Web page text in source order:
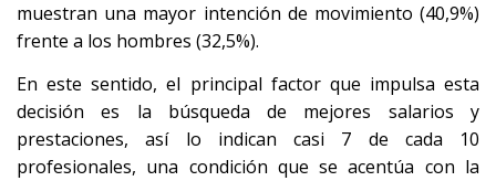
muestran una mayor intención de movimiento (40,9%)
frente a los hombres (32,5%).
En este sentido, el principal factor que impulsa esta
decisión es la búsqueda de mejores salarios y
prestaciones, así lo indican casi 7 de cada 10
profesionales, una condición que se acentúa con la